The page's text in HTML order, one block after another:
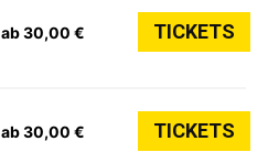
ab 30,00 € TICKETS
ab 30,00 € TICKETS